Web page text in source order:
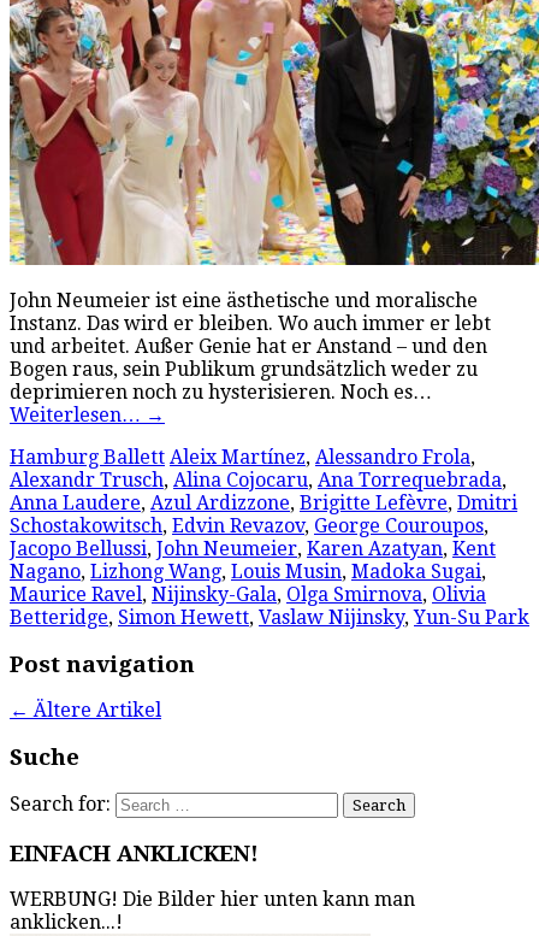
John Neumeier ist eine ästhetische und moralische
Instanz. Das wird er bleiben. Wo auch immer er lebt
und arbeitet. Außer Genie hat er Anstand – und den
Bogen raus, sein Publikum grundsätzlich weder zu
deprimieren noch zu hysterisieren. Noch es…
Weiterlesen… →
Hamburg Ballett Aleix Martínez, Alessandro Frola,
Alexandr Trusch, Alina Cojocaru, Ana Torrequebrada,
Anna Laudere, Azul Ardizzone, Brigitte Lefèvre, Dmitri
Schostakowitsch, Edvin Revazov, George Couroupos,
Jacopo Bellussi, John Neumeier, Karen Azatyan, Kent
Nagano, Lizhong Wang, Louis Musin, Madoka Sugai,
Maurice Ravel, Nijinsky-Gala, Olga Smirnova, Olivia
Betteridge, Simon Hewett, Vaslaw Nijinsky,Yun-Su Park
Post navigation
← Ältere Artikel
Suche
Search for:
EINFACH ANKLICKEN!
WERBUNG! Die Bilder hier unten kann man
anklicken...!